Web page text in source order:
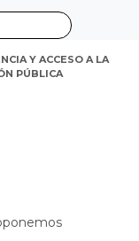
Y ACCESO A LA
PÚBLICA